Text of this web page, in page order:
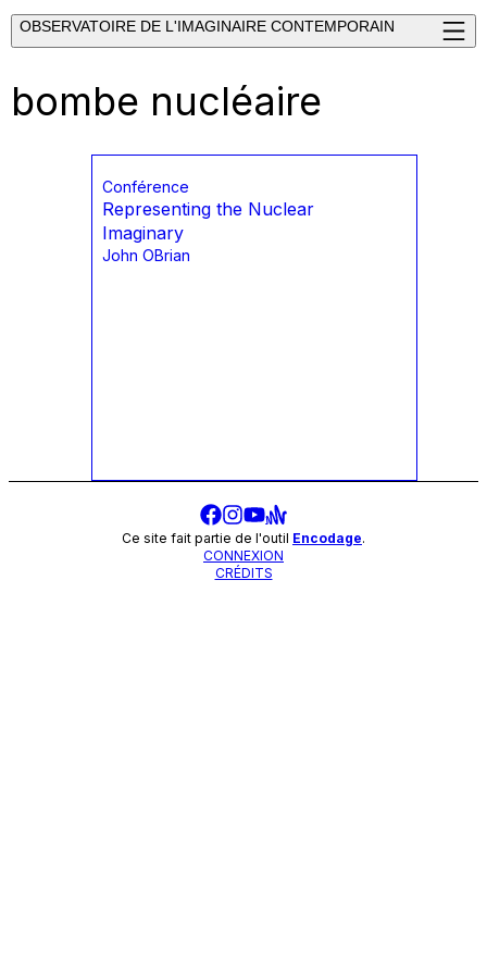
OBSERVATOIRE DE L'IMAGINAIRE CONTEMPORAIN
bombe nucléaire
Conférence
Representing the Nuclear
Imaginary
John OBrian
Ce site fait partie de l'outil Encodage.
CONNEXION
CRÉDITS